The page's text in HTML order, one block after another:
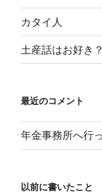
カタイ人
土産話はお好き？
最近のコメント
年金事務所へ行
以前に書いたこと